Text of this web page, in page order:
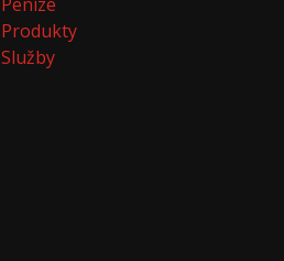
Produkty
Služby